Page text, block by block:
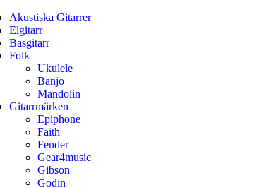
Akustiska Gitarrer
Elgitarr
Basgitarr
Folk
Ukulele
Banjo
Mandolin
Gitarrmärken
Epiphone
Faith
Fender
Gear4music
Gibson
Godin